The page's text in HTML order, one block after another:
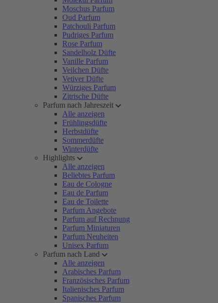
Moschus Parfum
Oud Parfum
Patchouli Parfum
Pudriges Parfum
Rose Parfum
Sandelholz Düfte
Vanille Parfum
Veilchen Düfte
Vetiver Düfte
Würziges Parfum
Zitrische Düfte
Parfum nach Jahreszeit
Alle anzeigen
Frühlingsdüfte
Herbstdüfte
Sommerdüfte
Winterdüfte
Highlights
Alle anzeigen
Beliebtes Parfum
Eau de Cologne
Eau de Parfum
Eau de Toilette
Parfum Angebote
Parfum auf Rechnung
Parfum Miniaturen
Parfum Neuheiten
Unisex Parfum
Parfum nach Land
Alle anzeigen
Arabisches Parfum
Französisches Parfum
Italienisches Parfum
Spanisches Parfum